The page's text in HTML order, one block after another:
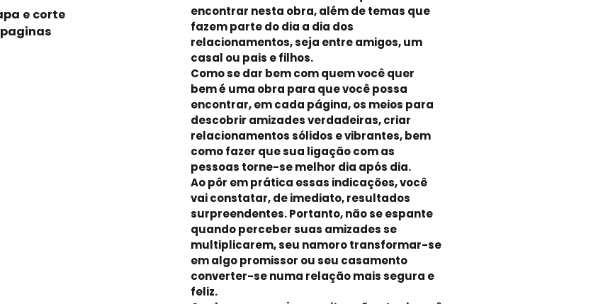
e corte
encontrar nesta obra, além de temas que
fazem parte do dia a dia dos
relacionamentos, seja entre amigos, um
casal ou pais e filhos.
Como se dar bem com quem você quer
bem é uma obra para que você possa
encontrar, em cada página, os meios para
descobrir amizades verdadeiras, criar
relacionamentos sólidos e vibrantes, bem
como fazer que sua ligação com as
pessoas torne-se melhor dia após dia.
Ao pôr em prática essas indicações, você
vai constatar, de imediato, resultados
surpreendentes. Portanto, não se espante
quando perceber suas amizades se
multiplicarem, seu namoro transformar-se
em algo promissor ou seu casamento
converter-se numa relação mais segura e
feliz.